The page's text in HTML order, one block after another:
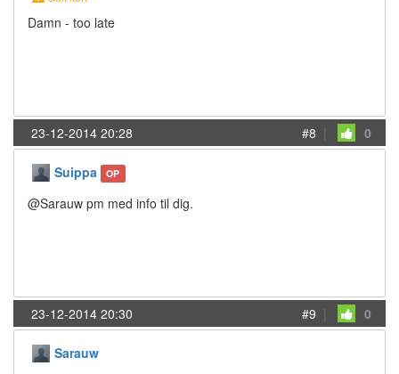
Damn - too late
23-12-2014 20:28 #8 | 0
Suippa OP
@Sarauw pm med info til dig.
23-12-2014 20:30 #9 | 0
Sarauw